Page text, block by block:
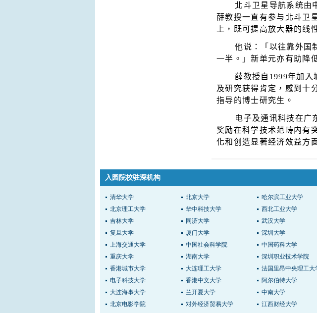
北斗卫星导航系统由
薛教授一直有参与北斗卫
上，既可提高放大器的线
他说：「以往靠外国
一半。」新单元亦有助降
薛教授自 1999年加入
及研究获得肯定，感到十
指导的博士研究生。
电子及通讯科技在广
奖励在科学技术范畴内有
化和创造显著经济效益方
入园院校驻深机构
清华大学 北京大学 哈尔滨工业大学
北京理工大学
华中科技大学 西北工业大学
吉林大学
同济大学 武汉大学
复旦大学
厦门大学 深圳大学
上海交通大学
中国社会科学院 中国药科大学
重庆大学
湖南大学 深圳职业技术学院
香港城市大学
大连理工大学 法国里昂中央理工大
电子科技大学
香港中文大学 阿尔伯特大学
大连海事大学
兰开夏大学 中南大学
北京电影学院
对外经济贸易大学 江西财经大学